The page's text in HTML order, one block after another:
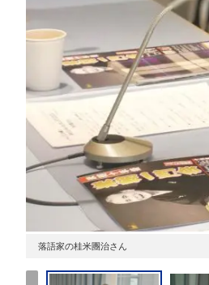
落語家の桂米團治さん